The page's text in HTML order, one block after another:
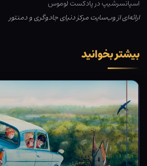
اسپانسرشیپ در پادکست لوموس
ارائه‌ای از وب‌سایت مرکز دنیای جادوگری و دمنتور
بیشتر بخوانید